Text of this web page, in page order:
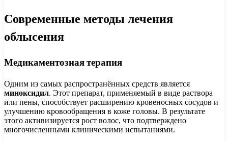
Современные методы лечения
облысения
Медикаментозная терапия
Одним из самых распространённых средств является
миноксидил. Этот препарат, применяемый в виде раствора
или пены, способствует расширению кровеносных сосудов и
улучшению кровообращения в коже головы. В результате
этого активизируется рост волос, что подтверждено
многочисленными клиническими испытаниями.